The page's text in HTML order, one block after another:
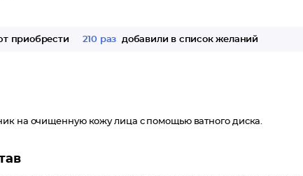
приобрести 210 раз добавили в список желаний
на очищенную кожу лица с помощью ватного диска.